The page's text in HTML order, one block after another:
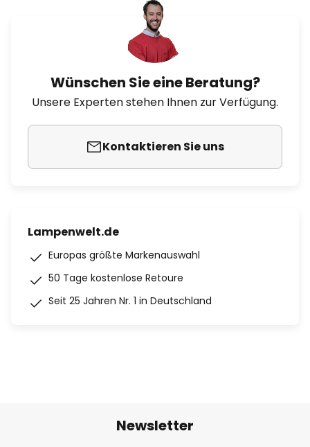
Wünschen Sie eine Beratung?
Unsere Experten stehen Ihnen zur Verfügung.
Kontaktieren Sie uns
Lampenwelt.de
Europas größte Markenauswahl
50 Tage kostenlose Retoure
Seit 25 Jahren Nr. 1 in Deutschland
Newsletter